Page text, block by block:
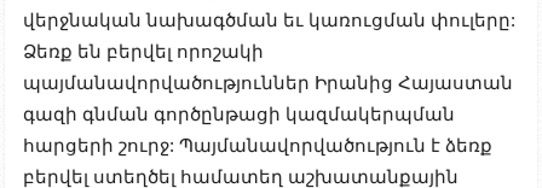
վերջնական նախագծման եւ կառուցման փուլերը:
Ձեռք են բերվել որոշակի
պայմանավորվածություններ Իրանից Հայաստան
գազի գնման գործընթացի կազմակերպման
հարցերի շուրջ: Պայմանավորվածություն է ձեռք
բերվել ստեղծել համատեղ աշխատանքային